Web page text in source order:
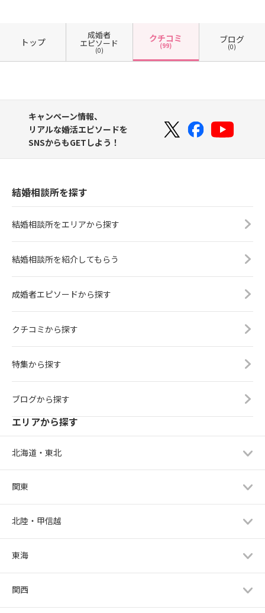
トップ
成婚者
エピソード
(0)
クチコミ
(99)
ブログ
(0)
キャンペーン情報、
リアルな婚活エピソードを
SNSからもGETしよう！
結婚相談所を探す
結婚相談所をエリアから探す
結婚相談所を紹介してもらう
成婚者エピソードから探す
クチコミから探す
特集から探す
ブログから探す
エリアから探す
北海道・東北
関東
北陸・甲信越
東海
関西